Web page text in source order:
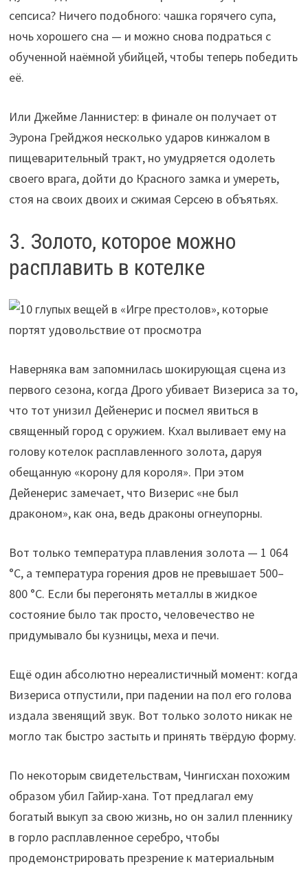
сепсиса? Ничего подобного: чашка горячего супа,
ночь хорошего сна — и можно снова подраться с
обученной наёмной убийцей, чтобы теперь победить
её.
Или Джейме Ланнистер: в финале он получает от
Эурона Грейджоя несколько ударов кинжалом в
пищеварительный тракт, но умудряется одолеть
своего врага, дойти до Красного замка и умереть,
стоя на своих двоих и сжимая Серсею в объятьях.
3. Золото, которое можно
расплавить в котелке
Наверняка вам запомнилась шокирующая сцена из
первого сезона, когда Дрого убивает Визериса за то,
что тот унизил Дейенерис и посмел явиться в
священный город с оружием. Кхал выливает ему на
голову котелок расплавленного золота, даруя
обещанную «‎корону для короля». При этом
Дейенерис замечает, что Визерис «‎не был
драконом», как она, ведь драконы огнеупорны.
Вот только температура плавления золота — 1 064
°C, а температура горения дров не превышает 500–
800 °С. Если бы перегонять металлы в жидкое
состояние было так просто, человечество не
придумывало бы кузницы, меха и печи.
Ещё один абсолютно нереалистичный момент: когда
Визериса отпустили, при падении на пол его голова
издала звенящий звук. Вот только золото никак не
могло так быстро застыть и принять твёрдую форму.
По некоторым свидетельствам, Чингисхан похожим
образом убил Гайир-хана. Тот предлагал ему
богатый выкуп за свою жизнь, но он залил пленнику
в горло расплавленное серебро, чтобы
продемонстрировать презрение к материальным